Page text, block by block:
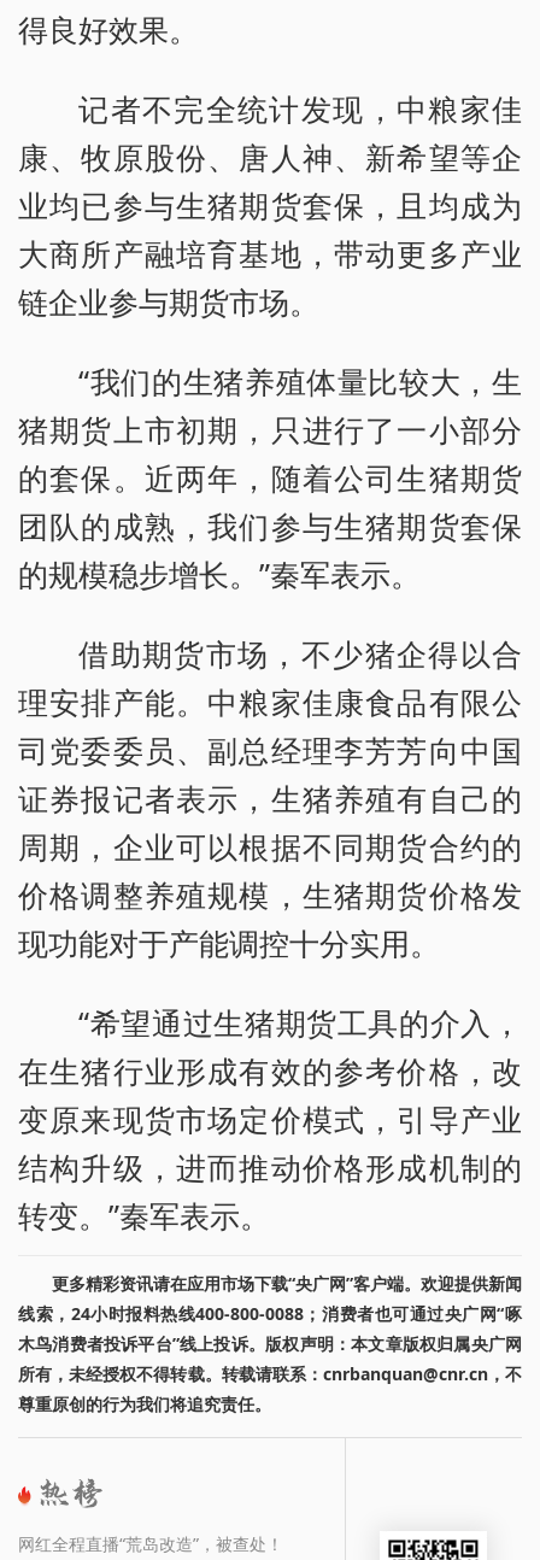
得良好效果。
记者不完全统计发现，中粮家佳
康、牧原股份、唐人神、新希望等企
业均已参与生猪期货套保，且均成为
大商所产融培育基地，带动更多产业
链企业参与期货市场。
“我们的生猪养殖体量比较大，生
猪期货上市初期，只进行了一小部分
的套保。近两年，随着公司生猪期货
团队的成熟，我们参与生猪期货套保
的规模稳步增长。”秦军表示。
借助期货市场，不少猪企得以合
理安排产能。中粮家佳康食品有限公
司党委委员、副总经理李芳芳向中国
证券报记者表示，生猪养殖有自己的
周期，企业可以根据不同期货合约的
价格调整养殖规模，生猪期货价格发
现功能对于产能调控十分实用。
“希望通过生猪期货工具的介入，
在生猪行业形成有效的参考价格，改
变原来现货市场定价模式，引导产业
结构升级，进而推动价格形成机制的
转变。”秦军表示。
更多精彩资讯请在应用市场下载“央广网”客户端。欢迎提供新闻
线索，24小时报料热线400-800-0088；消费者也可通过央广网“啄
木鸟消费者投诉平台”线上投诉。版权声明：本文章版权归属央广网
所有，未经授权不得转载。转载请联系：cnrbanquan@cnr.cn，不
尊重原创的行为我们将追究责任。
网红全程直播“荒岛改造”，被查处！